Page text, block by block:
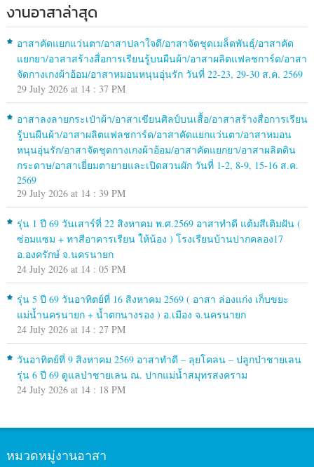
งานอาสาล่าสุด
อาสาคัดแยกแว่นตา/อาสาปลาใจดี/อาสาจัดชุดเมล็ดพันธุ์/อาสาคัด
แยกยา/อาสาสร้างสื่อการเรียนรู้บนผืนผ้า/อาสาผลิตแฟลชการ์ด/อาสา
จัดกางเกงผ้าอ้อม/อาสาหมอนหนุนอุ่นรัก วันที่ 22-23, 29-30 ส.ค. 2569
29 July 2026 at 14 : 37 PM
อาสาลงลายกระเป๋าผ้า/อาสาเขียนศิลป์บนเสื้อ/อาสาสร้างสื่อการเรียน
รู้บนผืนผ้า/อาสาผลิตแฟลชการ์ด/อาสาคัดแยกแว่นตา/อาสาหมอน
หนุนอุ่นรัก/อาสาจัดชุดกางเกงผ้าอ้อม/อาสาคัดแยกยา/อาสาผลิตดิน
กระดาษ/อาสาเยี่ยมตายายและเปิดสวนผัก วันที่ 1-2, 8-9, 15-16 ส.ค.
2569
29 July 2026 at 14 : 39 PM
รุ่น 1 ปี 69 วันเสาร์ที่ 22 สิงหาคม พ.ศ.2569 อาสาทำดี แต้มสีเติมฝัน (
ซ่อมแซม + ทาสีอาคารเรียน ให้น้อง ) โรงเรียนบ้านปากคลอง17
อ.องครักษ์ จ.นครนายก
24 July 2026 at 14 : 05 PM
รุ่น 5 ปี 69 วันอาทิตย์ที่ 16 สิงหาคม 2569 ( อาสา ล่องแก่ง เก็บขยะ
แม่น้ำนครนายก + น้ำตกนางรอง ) อ.เมือง จ.นครนายก
24 July 2026 at 14 : 27 PM
วันอาทิตย์ที่ 9 สิงหาคม 2569 อาสาทำดี – ลุยโคลน – ปลูกป่าชายเลน
รุ่น 6 ปี 69 ดูแลป่าชายเลน ณ. ปากแม่น้ำสมุทรสงคราม
24 July 2026 at 14 : 18 PM
หมวดหมู่งานอาสา